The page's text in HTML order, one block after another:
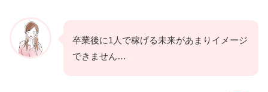
卒業後に1人で稼げる未来があまりイメージ
できません…